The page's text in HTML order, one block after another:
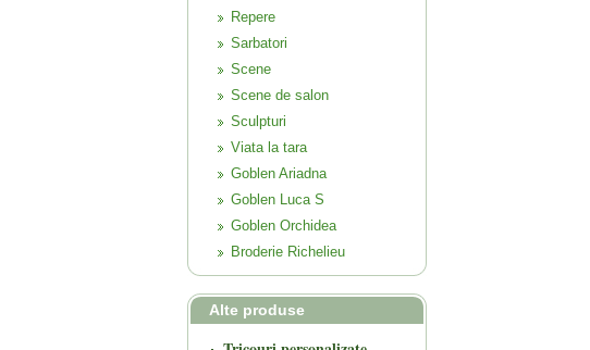
Repere
Sarbatori
Scene
Scene de salon
Sculpturi
Viata la tara
Goblen Ariadna
Goblen Luca S
Goblen Orchidea
Broderie Richelieu
Alte produse